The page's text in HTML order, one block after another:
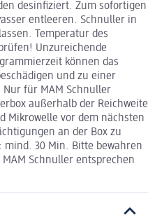
desinfiziert. Zum sofortigen
entleeren. Schnuller in
Temperatur des
Unzureichende
können das
und zu einer
für MAM Schnuller
außerhalb der Reichweite
Mikrowelle vor dem nächsten
an der Box zu
30 Min. Bitte bewahren
Schnuller entsprechen